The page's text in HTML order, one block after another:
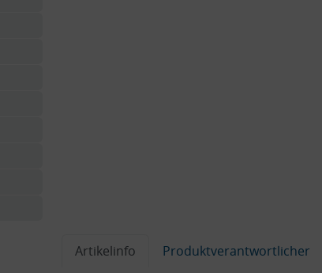
Artikelinfo Produktverantwortlicher